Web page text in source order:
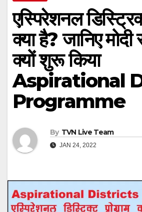
एस्पिरेशनल
क्या है? जानिए
क्यों शुरू किया
Aspirational
Programme
By TVN Live Team
JAN 24, 2022